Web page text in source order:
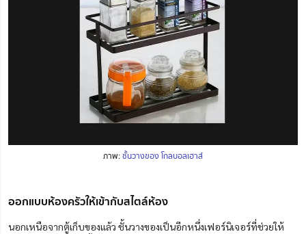
ภาพ:ชั้นวางของ โกลบอลเฮาส์
ออกแบบห้องครัวให้เข้ากับสไตล์ห้อง
นอกเหนือจากตู้เก็บของแล้ว ชั้นวางของเป็นอีกหนึ่งเฟอร์นิเจอร์ที่ช่วยให้